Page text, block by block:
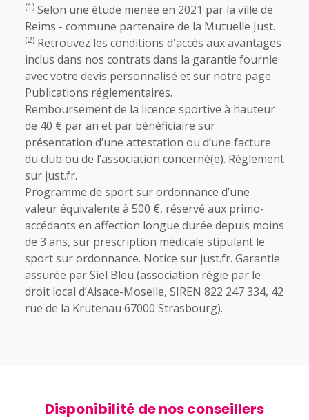
(1) Selon une étude menée en 2021 par la ville de
Reims - commune partenaire de la Mutuelle Just.
(2) Retrouvez les conditions d'accès aux avantages
inclus dans nos contrats dans la garantie fournie
avec votre devis personnalisé et sur notre page
Publications réglementaires.
Remboursement de la licence sportive à hauteur
de 40 € par an et par bénéficiaire sur
présentation d’une attestation ou d’une facture
du club ou de l’association concerné(e). Règlement
sur just.fr.
Programme de sport sur ordonnance d’une
valeur équivalente à 500 €, réservé aux primo-
accédants en affection longue durée depuis moins
de 3 ans, sur prescription médicale stipulant le
sport sur ordonnance. Notice sur just.fr. Garantie
assurée par Siel Bleu (association régie par le
droit local d’Alsace-Moselle, SIREN 822 247 334, 42
rue de la Krutenau 67000 Strasbourg).
Disponibilité de nos conseillers